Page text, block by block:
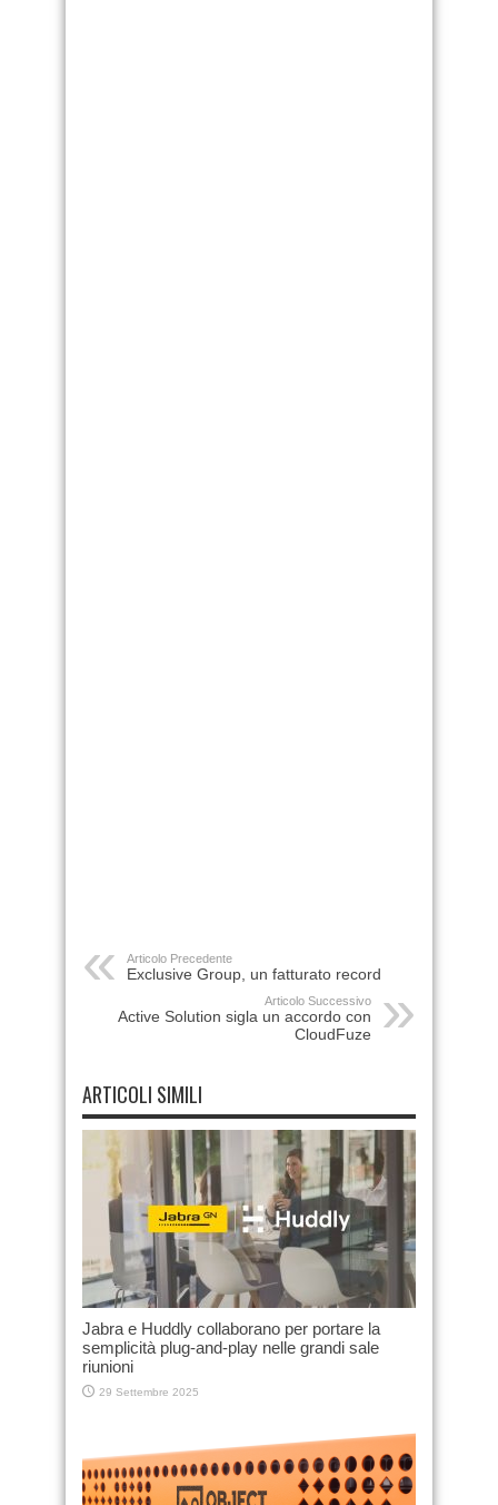
Articolo Precedente
Exclusive Group, un fatturato record
Articolo Successivo
Active Solution sigla un accordo con
CloudFuze
ARTICOLI SIMILI
Jabra e Huddly collaborano per portare la
semplicità plug-and-play nelle grandi sale
riunioni
29 Settembre 2025